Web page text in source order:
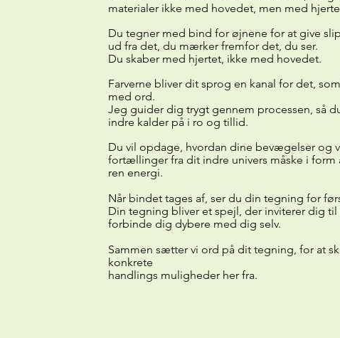
materialer ikke med hovedet, men med
Du tegner med bind for øjnene for at give
ud fra det, du mærker fremfor det, du ser.
Du skaber med hjertet, ikke med hovedet.
Farverne bliver dit sprog en kanal for det,
med ord.
Jeg guider dig trygt gennem processen, så
indre kalder på i ro og tillid.
Du vil opdage, hvordan dine bevægelser og
fortællinger fra dit indre univers måske i form
ren energi.
Når bindet tages af, ser du din tegning for
Din tegning bliver et spejl, der inviterer dig
forbinde dig dybere med dig selv.
Sammen sætter vi ord på dit tegning, for at
konkrete
handlings muligheder her fra.